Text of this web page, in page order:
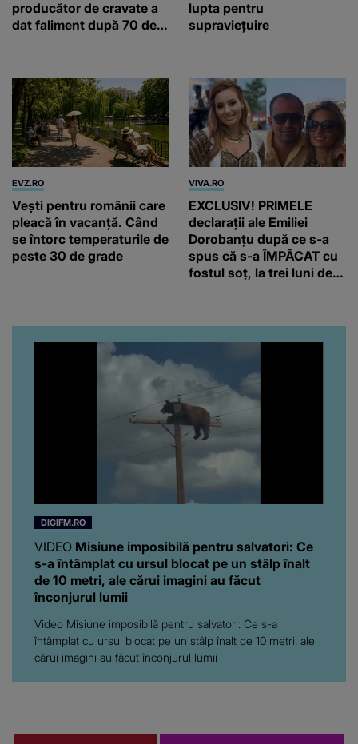
producător de cravate a
dat faliment după 70 de
lupta pentru
supraviețuire
EVZ.RO
Vești pentru românii care
pleacă în vacanță. Când
se întorc temperaturile de
peste 30 de grade
VIVA.RO
EXCLUSIV! PRIMELE
declarații ale Emiliei
Dorobanțu după ce s-a
spus că s-a ÎMPĂCAT cu
fostul soț, la trei luni de
artistă i-a lăsat MASCĂ
pe toți. De data aceasta,
”Poate că aveam să ne
spunem, să ne...”
DIGIFM.RO
VIDEO Misiune imposibilă pentru salvatori: Ce
s-a întâmplat cu ursul blocat pe un stâlp înalt
de 10 metri, ale cărui imagini au făcut
înconjurul lumii
Video Misiune imposibilă pentru salvatori: Ce s-a
întâmplat cu ursul blocat pe un stâlp înalt de 10 metri, ale
cărui imagini au făcut înconjurul lumii